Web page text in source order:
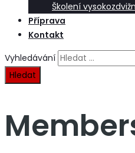
Školení
Příprava
Kontakt
Vyhledávání